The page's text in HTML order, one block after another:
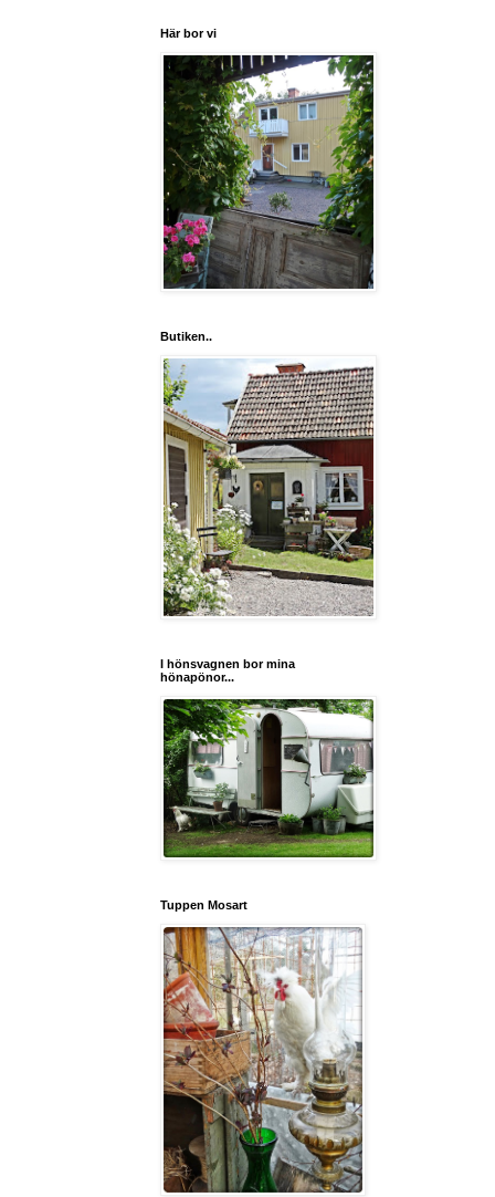
Här bor vi
Butiken..
I hönsvagnen bor mina
hönapönor...
Tuppen Mosart